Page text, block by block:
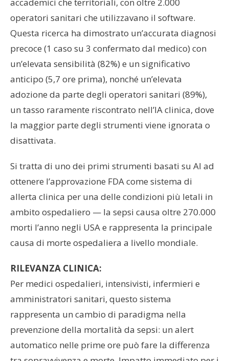
accademici che territoriali, con oltre 2.000
operatori sanitari che utilizzavano il software.
Questa ricerca ha dimostrato un’accurata diagnosi
precoce (1 caso su 3 confermato dal medico) con
un’elevata sensibilità (82%) e un significativo
anticipo (5,7 ore prima), nonché un’elevata
adozione da parte degli operatori sanitari (89%),
un tasso raramente riscontrato nell’IA clinica, dove
la maggior parte degli strumenti viene ignorata o
disattivata.
Si tratta di uno dei primi strumenti basati su AI ad
ottenere l’approvazione FDA come sistema di
allerta clinica per una delle condizioni più letali in
ambito ospedaliero — la sepsi causa oltre 270.000
morti l’anno negli USA e rappresenta la principale
causa di morte ospedaliera a livello mondiale.
RILEVANZA CLINICA:
Per medici ospedalieri, intensivisti, infermieri e
amministratori sanitari, questo sistema
rappresenta un cambio di paradigma nella
prevenzione della mortalità da sepsi: un alert
automatico nelle prime ore può fare la differenza